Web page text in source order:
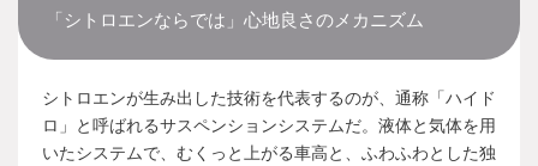
「シトロエンならでは」心地良さのメカニズム
シトロエンが生み出した技術を代表するのが、通称「ハイド
ロ」と呼ばれるサスペンションシステムだ。液体と気体を用
いたシステムで、むくっと上がる車高と、ふわふわとした独